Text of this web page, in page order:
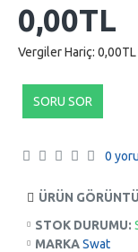
STOK DURUMU:
MARKASwat
ÜRÜN
0
0,00TL
Vergiler Hariç: 0,00TL
SORU SOR